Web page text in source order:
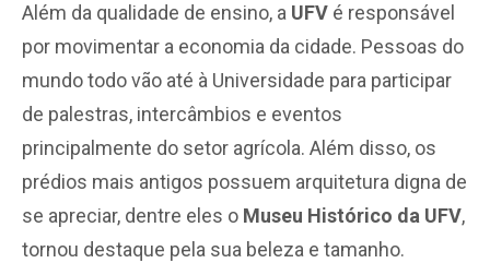
Além da qualidade de ensino, a UFV é responsável
por movimentar a economia da cidade. Pessoas do
mundo todo vão até à Universidade para participar
de palestras, intercâmbios e eventos
principalmente do setor agrícola. Além disso, os
prédios mais antigos possuem arquitetura digna de
se apreciar, dentre eles o Museu Histórico da UFV,
tornou destaque pela sua beleza e tamanho.